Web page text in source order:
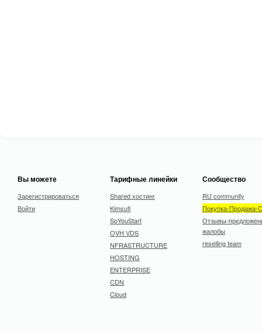
Вы можете
Зарегистрироваться
Войти
Тарифные линейки
Shared хостинг
Kimsufi
SoYouStart
OVH VDS
NFRASTRUCTURE
HOSTING
ENTERPRISE
CDN
Cloud
Сообщество
RU community
Покупка-Продажа-
Отзывы-
жалобы
reselling team